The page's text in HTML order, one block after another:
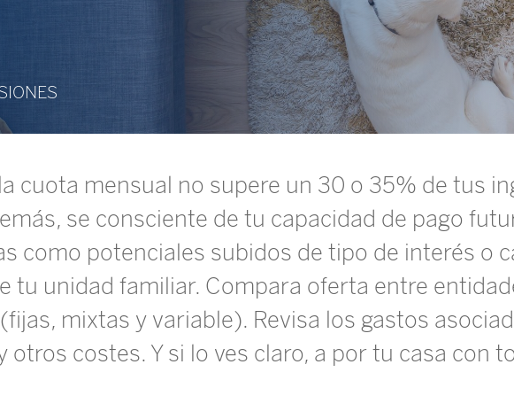
cuota mensual no supere un 30 o 35% de tus
se consciente de tu capacidad de pago
como potenciales subidos de tipo de interés o
tu unidad familiar. Compara oferta entre
mixtas y variable). Revisa los gastos
otros costes. Y si lo ves claro, a por tu casa con